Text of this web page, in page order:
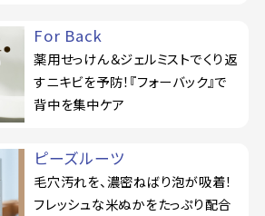
For Back
薬用せっけん＆ジェルミストでくり返
すニキビを予防！『フォーバック』で
背中を集中ケア
ピーズルーツ
毛穴汚れを、濃密ねばり泡が吸着！
フレッシュな米ぬかをたっぷり配合